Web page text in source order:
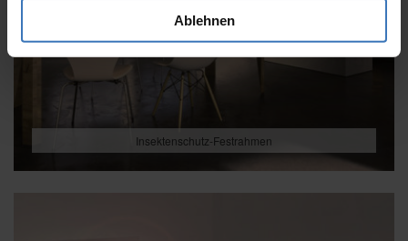
Ablehnen
Insektenschutz-Festrahmen